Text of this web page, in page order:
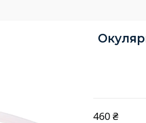
460 ₴